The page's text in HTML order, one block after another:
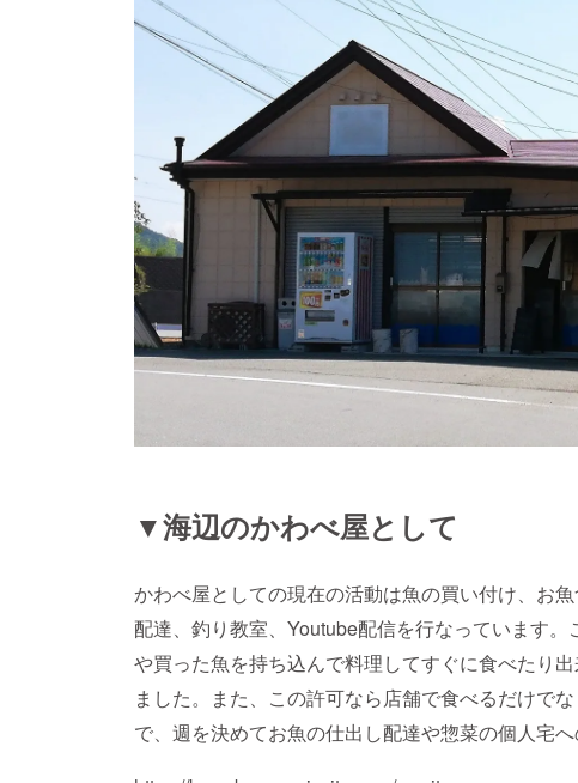
▼海辺のかわべ屋として
かわべ屋としての現在の活動は魚の買い付け、お
配達、釣り教室、Youtube配信を行なっています
や買った魚を持ち込んで料理してすぐに食べたり
ました。また、この許可なら店舗で食べるだけで
で、週を決めてお魚の仕出し配達や惣菜の個人宅へ